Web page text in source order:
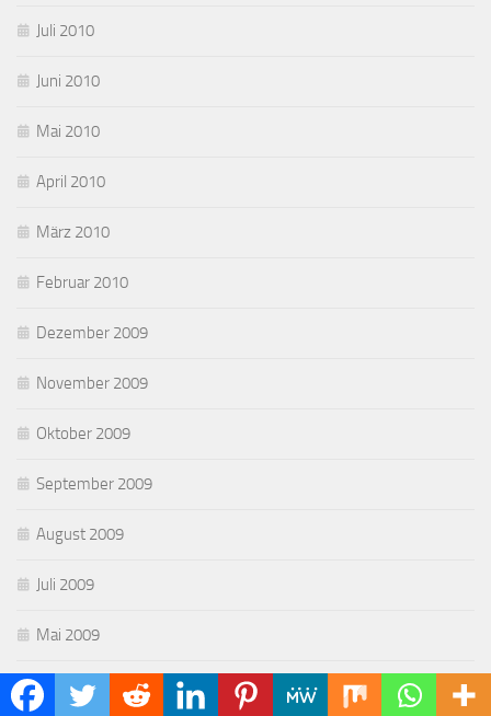
Juli 2010
Juni 2010
Mai 2010
April 2010
März 2010
Februar 2010
Dezember 2009
November 2009
Oktober 2009
September 2009
August 2009
Juli 2009
Mai 2009
April 2009